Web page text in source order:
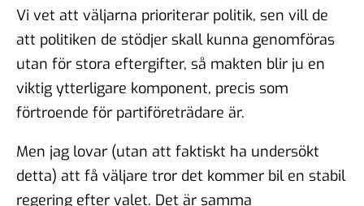
Vi vet att väljarna prioriterar politik, sen vill de
att politiken de stödjer skall kunna genomföras
utan för stora eftergifter, så makten blir ju en
viktig ytterligare komponent, precis som
förtroende för partiföreträdare är.
Men jag lovar (utan att faktiskt ha undersökt
detta) att få väljare tror det kommer bil en stabil
regering efter valet. Det är samma